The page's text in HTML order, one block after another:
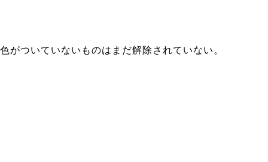
色がついていないものはまだ解除されていない。